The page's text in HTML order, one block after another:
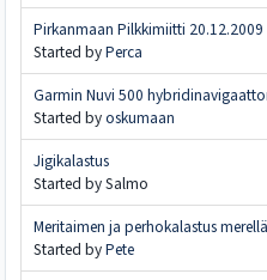
Pirkanmaan Pilkkimiitti 20.12.2009
Started byPerca
Garmin Nuvi 500
Started byoskumaan
Jigikalastus
Started by Salmo
Meritaimen ja perhokalastus
Started byPete